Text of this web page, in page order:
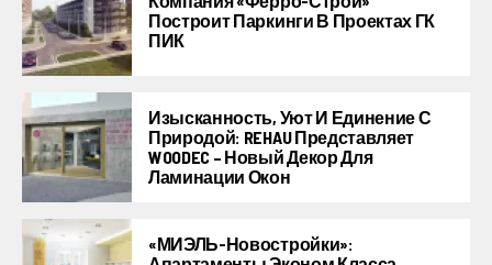
Построит Паркинги В Проектах ГК
ПИК
Изысканность, Уют И Единение С
Природой: REHAU Представляет
WOODEC – Новый Декор Для
Ламинации Окон
«МИЭЛЬ-Новостройки»: